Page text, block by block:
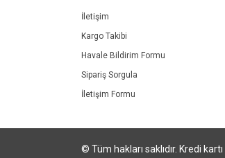
İletişim
Kargo Takibi
Havale Bildirim Formu
Sipariş Sorgula
İletişim Formu
© Tüm hakları saklıdır. Kredi